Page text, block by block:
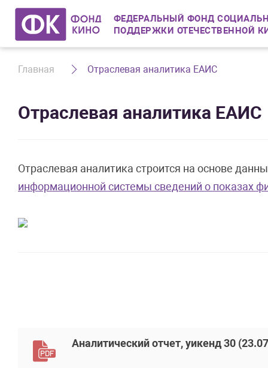
ФЕДЕРАЛЬНЫЙ ФОНД
ПОДДЕРЖКИ ОТЕЧЕСТВЕННОЙ
Главная Отраслевая аналитика ЕАИС
Отраслевая аналитика ЕАИС
Отраслевая аналитика строится на основе
информационной системы сведений о показах
Аналитический отчет, уикенд 30